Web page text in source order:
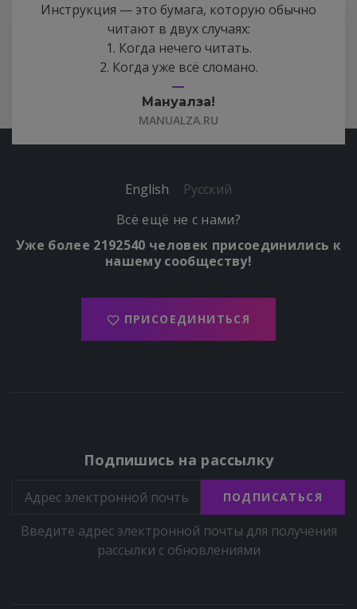
Инструкция — это бумага, которую обычно
читают в двух случаях:
1. Когда нечего читать.
2. Когда уже всё сломано.
Мануалза!
MANUALZA.RU
English
Русский
Всё ещё не с нами?
Уже более 2192540 человек присоединились к
нашему сообществу!
ПРИСОЕДИНИТЬСЯ
Подпишись на рассылку
ПОДПИСАТЬСЯ
Введите адрес электронной почты для получения
рассылки с обновлениями